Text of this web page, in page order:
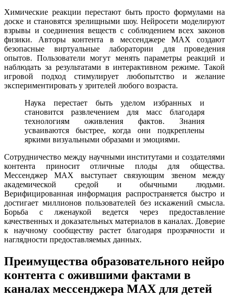
Химические реакции перестают быть просто формулами на
доске и становятся зрелищными шоу. Нейросети моделируют
взрывы и соединения веществ с соблюдением всех законов
физики. Авторы контента в мессенджере MAX создают
безопасные виртуальные лаборатории для проведения
опытов. Пользователи могут менять параметры реакций и
наблюдать за результатами в интерактивном режиме. Такой
игровой подход стимулирует любопытство и желание
экспериментировать у зрителей любого возраста.
Наука перестает быть уделом избранных и
становится развлечением для масс благодаря
технологиям оживления фактов. Знания
усваиваются быстрее, когда они подкреплены
яркими визуальными образами и эмоциями.
Сотрудничество между научными институтами и создателями
контента приносит отличные плоды для общества.
Мессенджер MAX выступает связующим звеном между
академической средой и обычными людьми.
Верифицированная информация распространяется быстро и
достигает миллионов пользователей без искажений смысла.
Борьба с лженаукой ведется через предоставление
качественных и доказательных материалов в каналах. Доверие
к научному сообществу растет благодаря прозрачности и
наглядности предоставляемых данных.
Преимущества образовательного нейро
контента с ожившими фактами в
каналах мессенджера MAX для детей